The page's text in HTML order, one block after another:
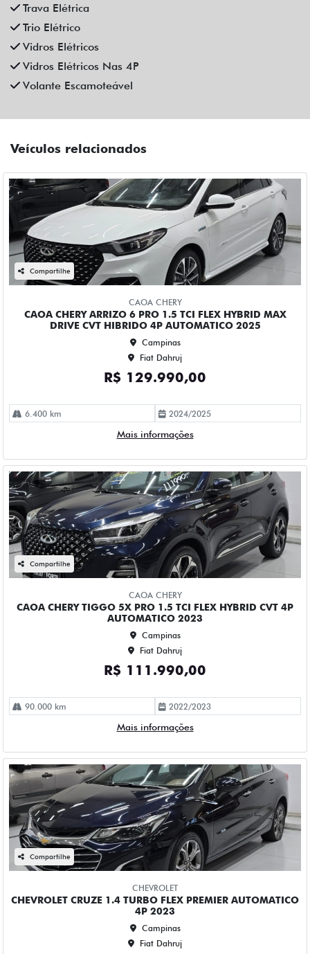
6.400 km
Mais informações
Compartilhe
CAOA CHERY
CAOA CHERY TIGGO 5X PRO 1.5 TCI FLEX HYBRID CVT 4P
AUTOMATICO 2023
Campinas
Fiat Dahruj
R$ 111.990,00
2022/2023
Mais informações
Compartilhe
CHEVROLET
CHEVROLET CRUZE 1.4 TURBO FLEX PREMIER AUTOMATICO
4P 2023
Campinas
Fiat Dahruj
R$ 115.990,00
2022/2023
Mais informações
Compartilhe
CHEVROLET
CHEVROLET MONTANA 1.2 TURBO FLEX PREMIER
AUTOMATICO 4P 2023
Campinas
Fiat Dahruj
R$ 109.990,00
2023/2023